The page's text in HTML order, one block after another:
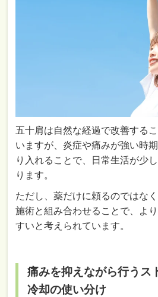
五十肩は自然な経過で改善する
いますが、炎症や痛みが強い時
り入れることで、日常生活が少
ります。
ただし、薬だけに頼るのではな
施術と組み合わせることで、よ
すいと考えられています。
痛みを抑えながら行うス
冷却の使い分け